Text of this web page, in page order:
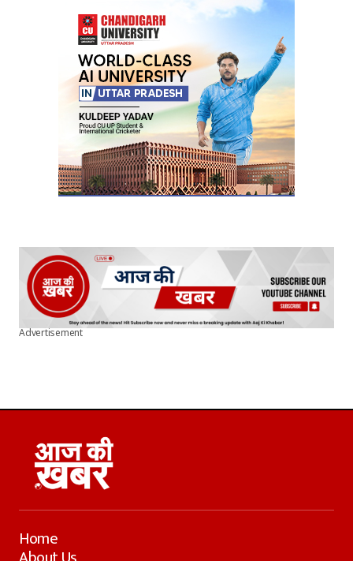
Advertisement
Home